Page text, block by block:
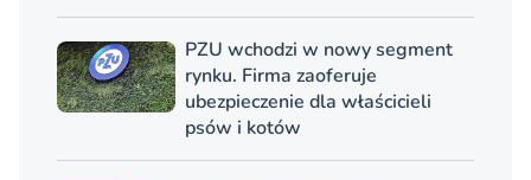
PZU wchodzi w nowy segment
rynku. Firma zaoferuje
ubezpieczenie dla właścicieli
psów i kotów